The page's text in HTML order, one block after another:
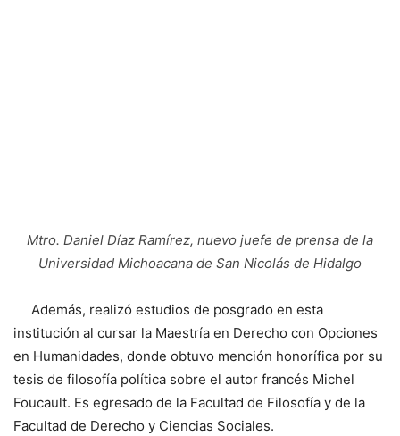
Mtro. Daniel Díaz Ramírez, nuevo juefe de prensa de la
Universidad Michoacana de San Nicolás de Hidalgo
Además, realizó estudios de posgrado en esta
institución al cursar la Maestría en Derecho con Opciones
en Humanidades, donde obtuvo mención honorífica por su
tesis de filosofía política sobre el autor francés Michel
Foucault. Es egresado de la Facultad de Filosofía y de la
Facultad de Derecho y Ciencias Sociales.